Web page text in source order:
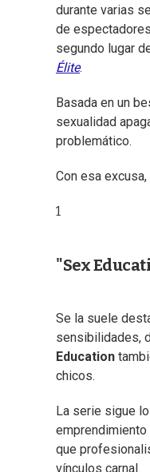
durante varias
de
segundo lugar
Élite.
Basada en un
sexualidad
problemático.
Con esa
1
"Sex
Se la suele
sensibilidades,
Education
chicos.
La serie sigue
emprendimiento
que
vínculos carnal.